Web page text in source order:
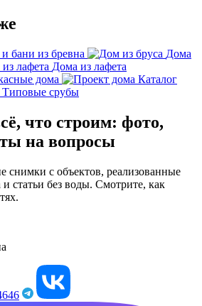
бани из бревна
Дома
Дома из лафета
дома
Каталог
Типовые срубы
что строим: фото,
на вопросы
с объектов, реализованные
статьи без воды. Смотрите, как